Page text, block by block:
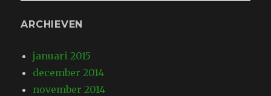
ARCHIEVEN
januari 2015
december 2014
november 2014